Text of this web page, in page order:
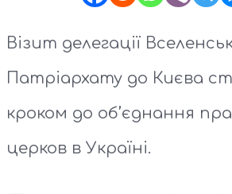
Візит делегації
Патріархату до Києва
кроком до об’єднання
церков в Україні.